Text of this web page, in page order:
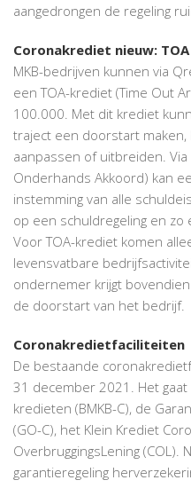
aangedrongen de regeling
Coronakrediet nieuw: TOA
MKB-bedrijven kunnen via
een TOA-krediet (Time Out
100.000. Met dit krediet
traject een doorstart
aanpassen of uitbreiden. Via
Onderhands Akkoord) kan
instemming van alle
op een schuldregeling en zo
Voor TOA-krediet komen
levensvatbare
ondernemer krijgt
de doorstart van het bedrijf.
Coronakredietfaciliteiten
De bestaande
31 december 2021. Het gaat
kredieten (BMKB-C), de
(GO-C), het Klein Krediet
OverbruggingsLening (COL).
garantieregeling